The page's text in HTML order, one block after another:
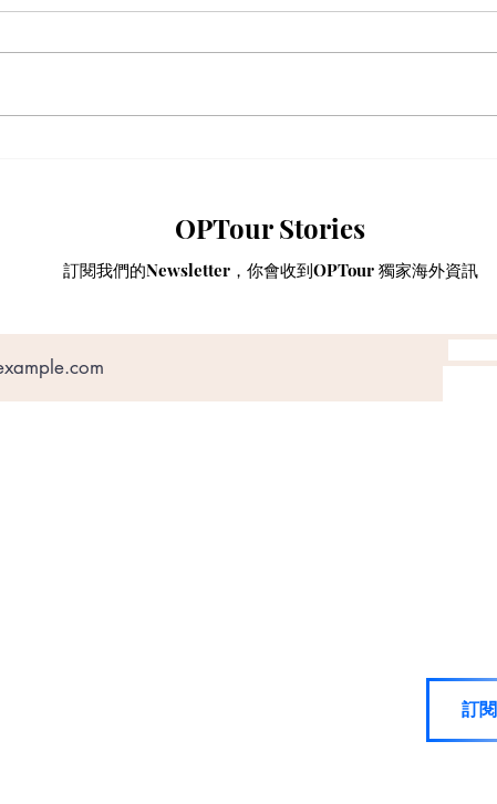
OPTour Stories
訂閱我們的Newsletter，你會收到OPTour 獨家海外資訊
訂